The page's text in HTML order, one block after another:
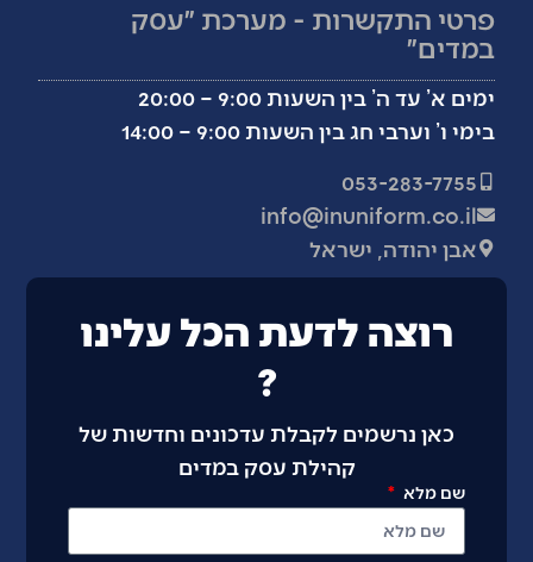
פרטי התקשרות - מערכת ״עסק
במדים״
ימים א’ עד ה’ בין השעות 9:00 – 20:00
בימי ו’ וערבי חג בין השעות 9:00 – 14:00
053-283-7755
info@inuniform.co.il
אבן יהודה, ישראל
רוצה לדעת הכל עלינו
?
כאן נרשמים לקבלת עדכונים וחדשות של
קהילת עסק במדים
שם מלא